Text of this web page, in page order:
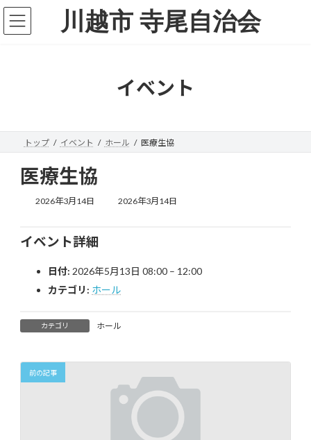
コ
テ
プ
ナ
ゲ
動
川越市 寺尾自治会
イベント
トップ イベント ホール 医療生協
医療生協
2026年3月14日
最
:
2026年3月14日
イベント詳細
日付: 2026年5月13日 08:00 – 12:00
カテゴリ: ホール
カテゴリ ホール
前の記事